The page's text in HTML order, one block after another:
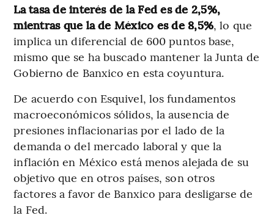
La tasa de interés de la Fed es de 2,5%,
mientras que la de México es de 8,5%, lo que
implica un diferencial de 600 puntos base,
mismo que se ha buscado mantener la Junta de
Gobierno de Banxico en esta coyuntura.
De acuerdo con Esquivel, los fundamentos
macroeconómicos sólidos, la ausencia de
presiones inflacionarias por el lado de la
demanda o del mercado laboral y que la
inflación en México está menos alejada de su
objetivo que en otros países, son otros
factores a favor de Banxico para desligarse de
la Fed.